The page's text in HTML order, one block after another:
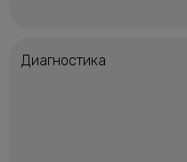
Диагностика